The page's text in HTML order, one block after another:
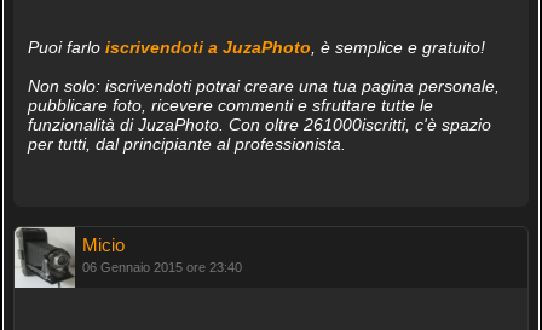
Puoi farlo iscrivendoti a JuzaPhoto , è semplice e gratuito!
Non solo: iscrivendoti potrai creare una tua pagina personale,
pubblicare foto, ricevere commenti e sfruttare tutte le
funzionalità di JuzaPhoto. Con oltre 261000iscritti, c'è spazio
per tutti, dal principiante al professionista.
Micio
06 Gennaio 2015 ore 23:40